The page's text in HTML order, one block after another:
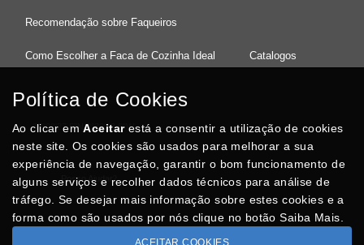
Recomendação sobre Faqueiros
Como Escolher a Faca de Cozinha Ideal Catalogos
37°08'27.5"N 8°32'13.9"W
Posso Ajudar?
Política de Cookies
Ao clicar emAceitarestá a consentir a utilização de cookies
neste site. Os cookies são usados para melhorar a sua
experiência de navegação, garantir o bom funcionamento de
alguns serviços e recolher dados técnicos para análise de
tráfego. Se desejar mais informação sobre estes cookies e a
forma como são usados por nós clique no botão Saiba Mais.
ACEITAR COOKIES